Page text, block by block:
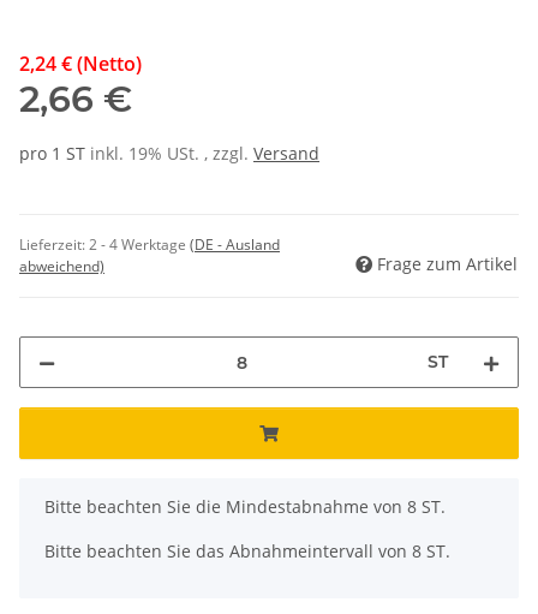
2,24 € (Netto)
2,66 €
pro 1 ST inkl. 19% USt. , zzgl. Versand
Lieferzeit:2 - 4 Werktage (DE - Ausland
abweichend)
Frage zum Artikel
ST
x
Bitte beachten Sie die Mindestabnahme von 8 ST.
Bitte beachten Sie das Abnahmeintervall von 8 ST.